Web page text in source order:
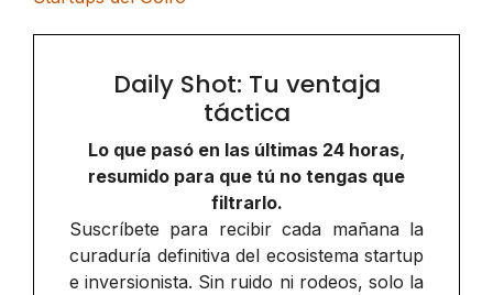
Daily Shot: Tu ventaja
táctica
Lo que pasó en las últimas 24 horas,
resumido para que tú no tengas que
filtrarlo.
Suscríbete para recibir cada mañana la
curaduría definitiva del ecosistema startup
e inversionista. Sin ruido ni rodeos, solo la